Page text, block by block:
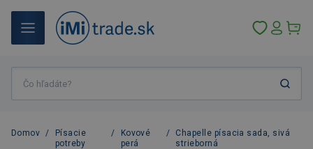
Domov /
Písacie
potreby
/
Kovové
perá
/
Chapelle písacia sada, sivá
strieborná